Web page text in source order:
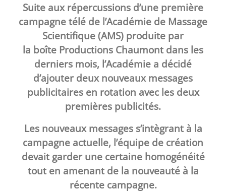
Suite aux répercussions d’une première
campagne télé de l’Académie de Massage
Scientifique(AMS) produite par
la boîte Productions Chaumont dans les
derniers mois, l’Académie a décidé
d’ajouter deux nouveaux messages
publicitaires en rotation avec les deux
premières publicités.
Les nouveaux messages s’intègrant à la
campagne actuelle, l’équipe de création
devait garder une certaine homogénéité
tout en amenant de la nouveauté à la
récente campagne.